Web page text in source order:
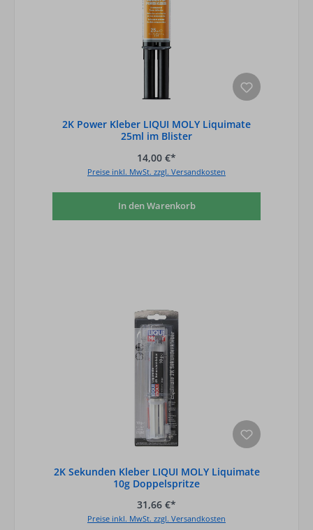
2K Power Kleber LIQUI MOLY Liquimate
25ml im Blister
14,00 €*
Preise inkl. MwSt. zzgl. Versandkosten
In den Warenkorb
2K Sekunden Kleber LIQUI MOLY Liquimate
10g Doppelspritze
31,66 €*
Preise inkl. MwSt. zzgl. Versandkosten